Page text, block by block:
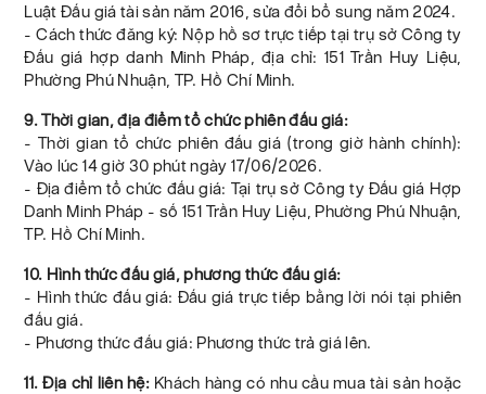
Luật Đấu giá tài sản năm 2016, sửa đổi bổ sung năm 2024.
- Cách thức đăng ký: Nộp hồ sơ trực tiếp tại trụ sở Công ty
Đấu giá hợp danh Minh Pháp, địa chỉ: 151 Trần Huy Liệu,
Phường Phú Nhuận, TP. Hồ Chí Minh.
9. Thời gian, địa điểm tổ chức phiên đấu giá:
- Thời gian tổ chức phiên đấu giá (trong giờ hành chính):
Vào lúc 14 giờ 30 phút ngày 17/06/2026.
- Địa điểm tổ chức đấu giá: Tại trụ sở Công ty Đấu giá Hợp
Danh Minh Pháp - số 151 Trần Huy Liệu, Phường Phú Nhuận,
TP. Hồ Chí Minh.
10. Hình thức đấu giá, phương thức đấu giá:
- Hình thức đấu giá: Đấu giá trực tiếp bằng lời nói tại phiên
đấu giá.
- Phương thức đấu giá: Phương thức trả giá lên.
11. Địa chỉ liên hệ: Khách hàng có nhu cầu mua tài sản hoặc